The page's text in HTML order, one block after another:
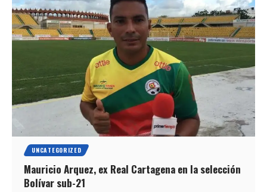
UNCATEGORIZED
Mauricio Arquez, ex Real Cartagena en la selección
Bolívar sub-21